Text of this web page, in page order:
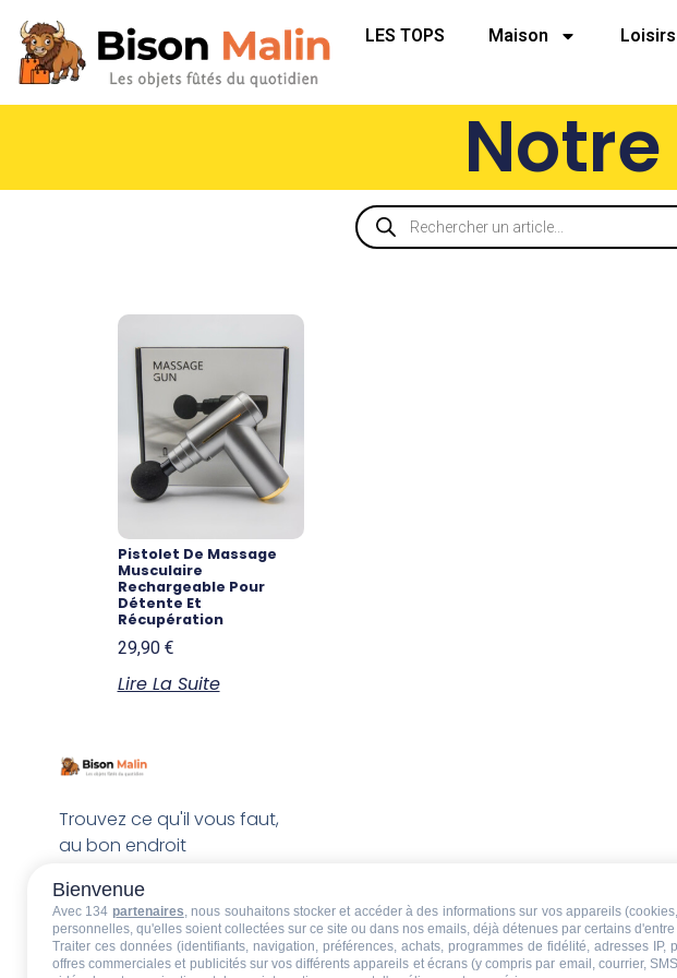
LES TOPS Maison
Pistolet De Massage
Musculaire
Rechargeable Pour
Détente Et
Récupération
29,90 €
Lire La Suite
Trouvez ce qu'il vous faut,
au bon endroit
Bienvenue
Avec 134 partenaires, nous souhaitons stocker et accéder à des informations sur vos appareils
personnelles, qu'elles soient collectées sur ce site ou dans nos emails, déjà détenues par certains
Traiter ces données (identifiants, navigation, préférences, achats, programmes de fidélité, adresses
offres commerciales et publicités sur vos différents appareils et écrans (y compris par email, courrier,